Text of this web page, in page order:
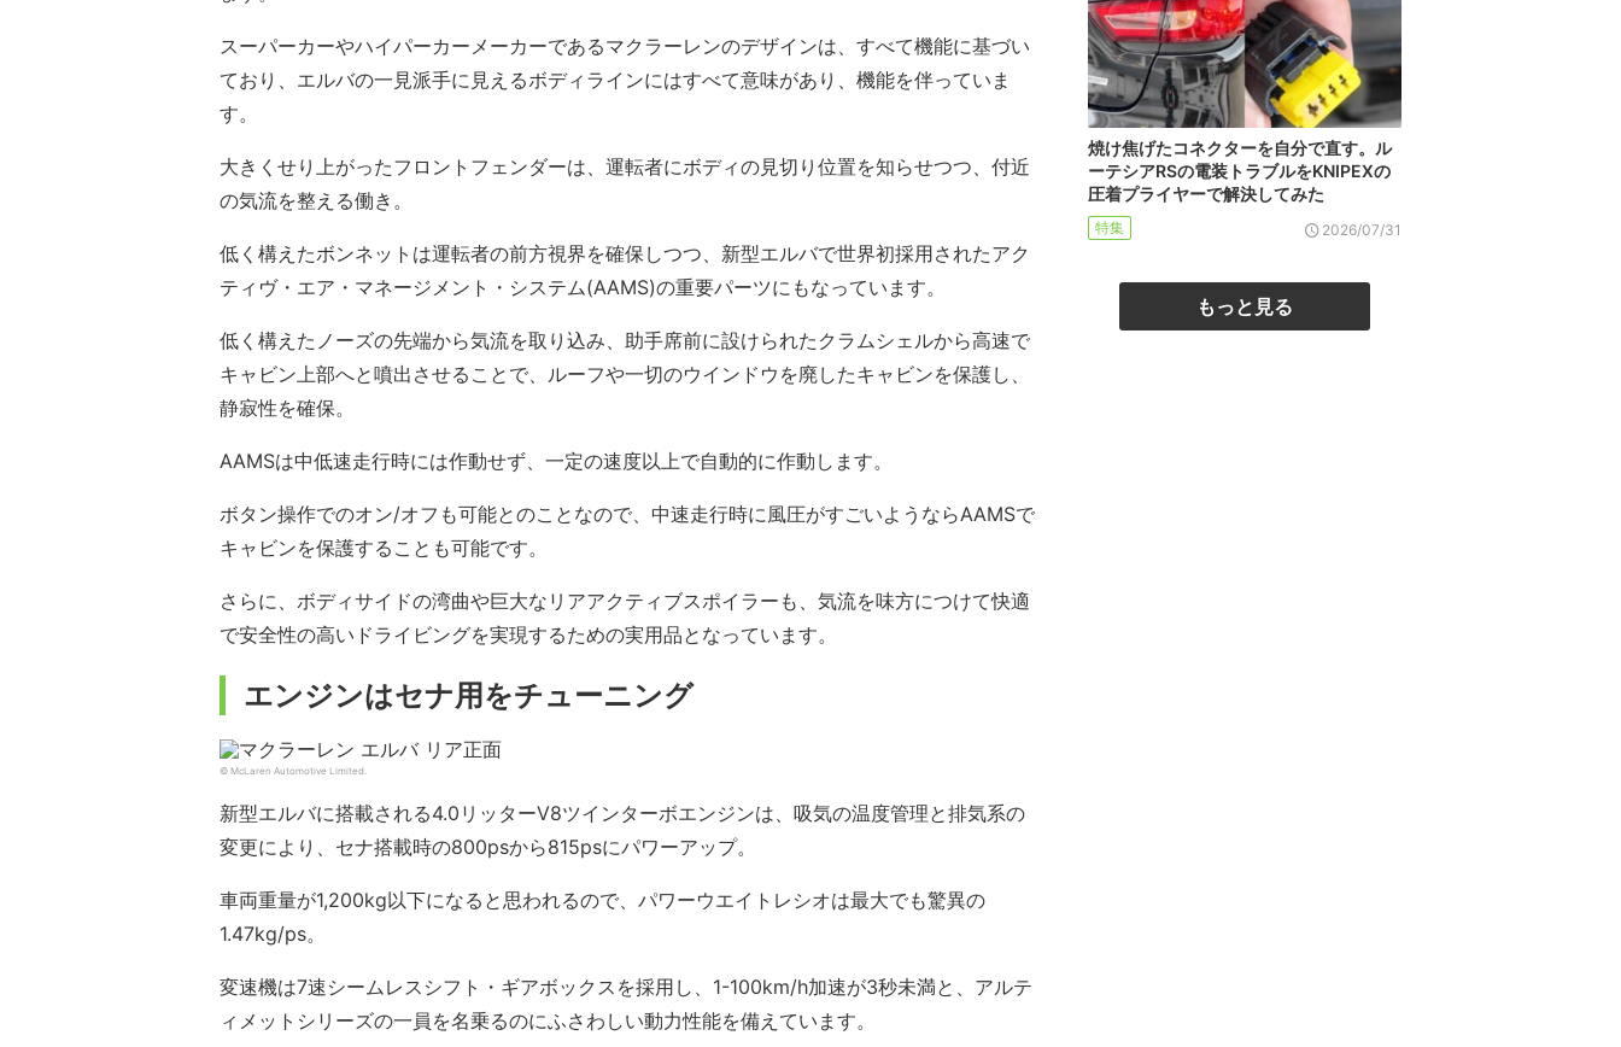
スーパーカーやハイパーカーメーカーであるマクラーレンのデザインは、すべて機能に基づい
ており、エルバの一見派手に見えるボディラインにはすべて意味があり、機能を伴っていま
す。
大きくせり上がったフロントフェンダーは、運転者にボディの見切り位置を知らせつつ、付近
の気流を整える働き。
低く構えたボンネットは運転者の前方視界を確保しつつ、新型エルバで世界初採用されたアク
ティヴ・エア・マネージメント・システム(AAMS)の重要パーツにもなっています。
低く構えたノーズの先端から気流を取り込み、助手席前に設けられたクラムシェルから高速で
キャビン上部へと噴出させることで、ルーフや一切のウインドウを廃したキャビンを保護し、
静寂性を確保。
AAMSは中低速走行時には作動せず、一定の速度以上で自動的に作動します。
ボタン操作でのオン/オフも可能とのことなので、中速走行時に風圧がすごいようならAAMSで
キャビンを保護することも可能です。
さらに、ボディサイドの湾曲や巨大なリアアクティブスポイラーも、気流を味方につけて快適
で安全性の高いドライビングを実現するための実用品となっています。
エンジンはセナ用をチューニング
© McLaren Automotive Limited.
新型エルバに搭載される4.0リッターV8ツインターボエンジンは、吸気の温度管理と排気系の
変更により、セナ搭載時の800psから815psにパワーアップ。
車両重量が1,200kg以下になると思われるので、パワーウエイトレシオは最大でも驚異の
1.47kg/ps。
変速機は7速シームレスシフト・ギアボックスを採用し、1-100km/h加速が3秒未満と、アルテ
ィメットシリーズの一員を名乗るのにふさわしい動力性能を備えています。
焼け焦げたコネクターを自分で直す。ル
ーテシアRSの電装トラブルをKNIPEXの
圧着プライヤーで解決してみた
特集 2026/07/31
もっと見る